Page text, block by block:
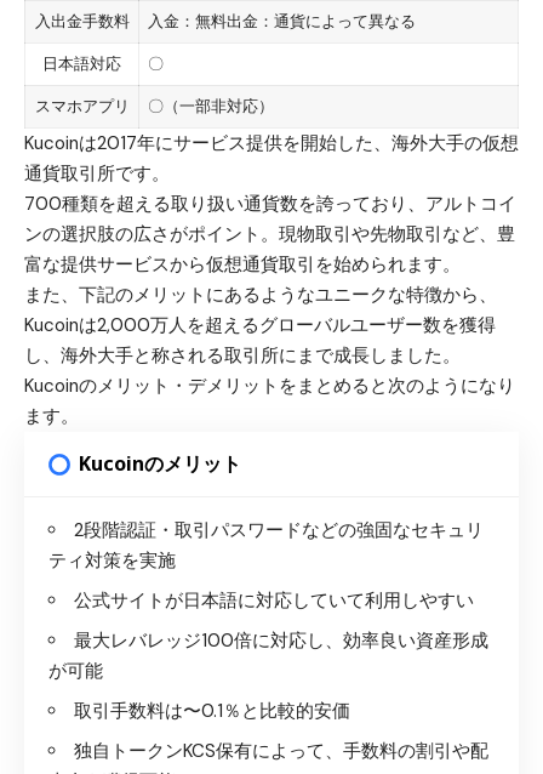
入出金手数料 入金：無料出金：通貨によって異なる
日本語対応 〇
スマホアプリ 〇（一部非対応）
Kucoinは2017年にサービス提供を開始した、海外大手の仮想
通貨取引所です。
700種類を超える取り扱い通貨数を誇っており、アルトコイ
ンの選択肢の広さがポイント。現物取引や先物取引など、豊
富な提供サービスから仮想通貨取引を始められます。
また、下記のメリットにあるようなユニークな特徴から、
Kucoinは2,000万人を超えるグローバルユーザー数を獲得
し、海外大手と称される取引所にまで成長しました。
Kucoinのメリット・デメリットをまとめると次のようになり
ます。
Kucoinのメリット
2段階認証・取引パスワードなどの強固なセキュリ
ティ対策を実施
公式サイトが日本語に対応していて利用しやすい
最大レバレッジ100倍に対応し、効率良い資産形成
が可能
取引手数料は〜0.1％と比較的安価
独自トークンKCS保有によって、手数料の割引や配